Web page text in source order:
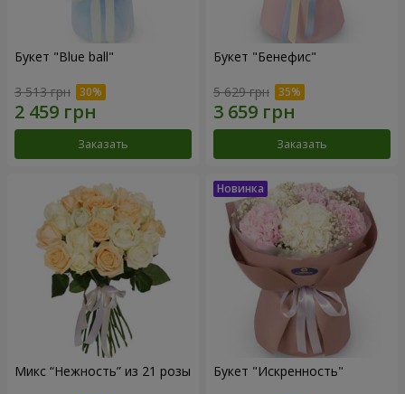
Букет "Blue ball"
3 513 грн
Заказать
Букет "Бенефис"
5 629 грн
Заказать
Микс “Нежность” из 21 розы Букет "Искренность"